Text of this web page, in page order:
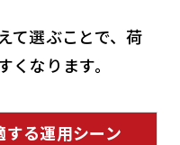
て選ぶことで、荷
なります。
する運用シーン